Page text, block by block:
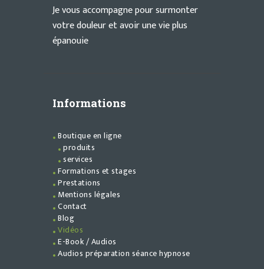
Je vous accompagne pour surmonter
votre douleur et avoir une vie plus
épanouie
Informations
Boutique en ligne
produits
services
Formations et stages
Prestations
Mentions légales
Contact
Blog
Vidéos
E-Book / Audios
Audios préparation séance hypnose